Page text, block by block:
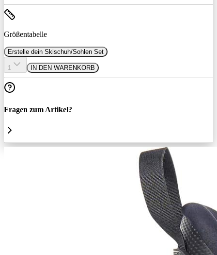
Größentabelle
Erstelle dein Skischuh/Sohlen Set
1 IN DEN WARENKORB
Fragen zum Artikel?